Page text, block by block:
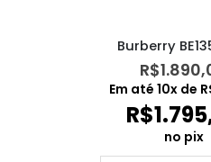
Burberry
R$
Em até 10x de
R$
no pix